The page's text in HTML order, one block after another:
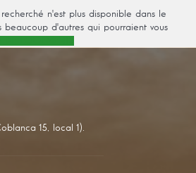
n'est plus disponible dans le
beaucoup d'autres qui pourraient vous
15, local 1).